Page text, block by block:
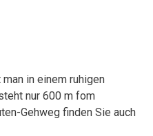
in einem ruhigen
nur 600 m fom
Gehweg finden Sie auch